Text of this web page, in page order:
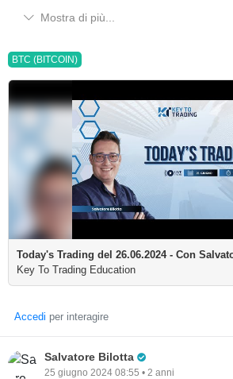
Mostra di più...
BTC (BITCOIN)
Today's Trading del 26.06.2024 - Con
Key To Trading Education
Accedi per interagire
Salvatore Bilotta
25 giugno 2024 08:55 • 2 anni